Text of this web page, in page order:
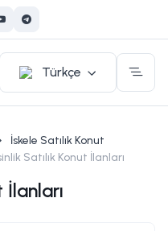
Türkçe
İskele Satılık Konut
Satılık Konut İlanları
İlanları